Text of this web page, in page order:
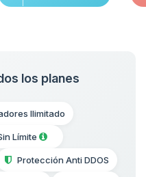
los planes
Ilimitado
Límite
Protección Anti DDOS